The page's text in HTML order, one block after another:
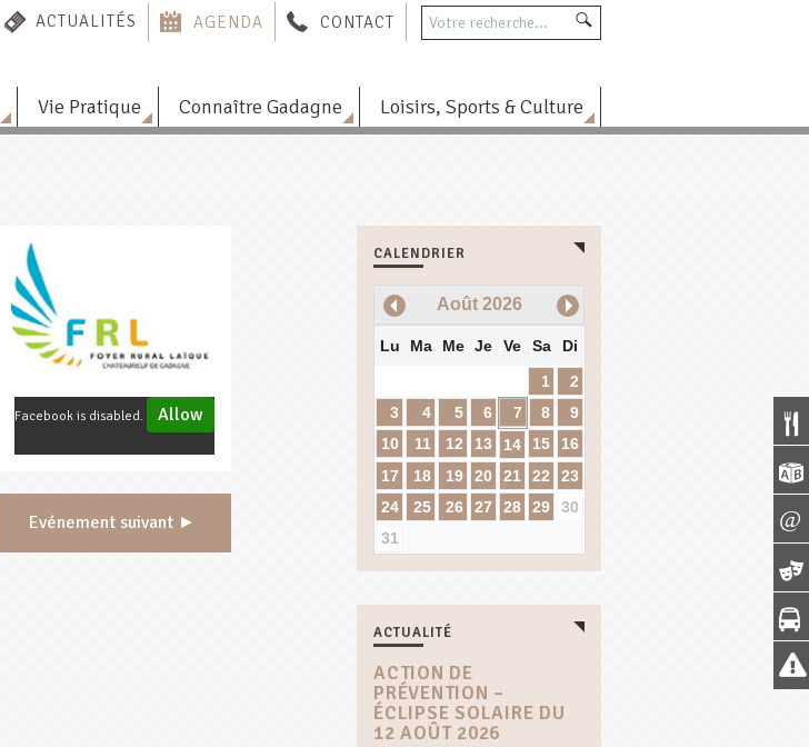
ACTUALITÉS AGENDA CONTACT
Vie Pratique Connaître Gadagne Loisirs, Sports & Culture
Facebook is disabled. Allow
Evénement suivant ►
CALENDRIER
Août 2026
Lu Ma Me Je Ve Sa
Di
1
2
3
4 5 6 7 8
9
10
11 12 13 14 15
16
17
18 19 20 21 22
23
24
25 26 27 28 29
30
31
ACTUALITÉ
ACTION DE
PRÉVENTION –
ÉCLIPSE SOLAIRE DU
12 AOÛT 2026